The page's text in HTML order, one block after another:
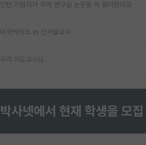
인턴 지원자가 우리 연구실 논문을 싹 읽어왔네요
미국빅테크 vs 인서울교수
우리 지도교수님..